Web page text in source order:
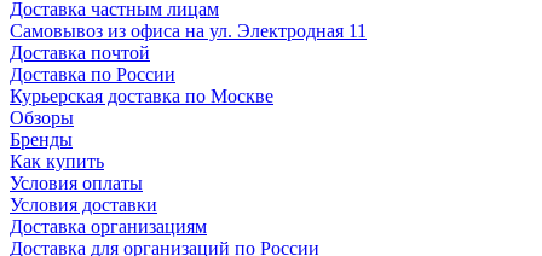
Доставка частным лицам
Самовывоз из офиса на ул. Электродная 11
Доставка почтой
Доставка по России
Курьерская доставка по Москве
Обзоры
Бренды
Как купить
Условия оплаты
Условия доставки
Доставка организациям
Доставка для организаций по России